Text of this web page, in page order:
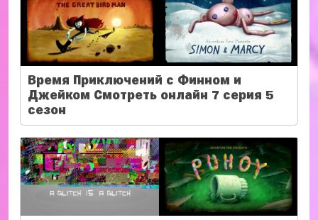
Время Приключений с Финном и
Джейком Смотреть онлайн 7 серия 5
сезон